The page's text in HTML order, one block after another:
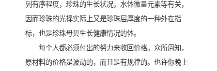
列有序程度，珍珠的生长状况，水体微量元素等有关，
因而珍珠的光择实际上又是珍珠层厚度的一种外在指
标，也是珍珠母贝生长健康情况的体。
每个人都必须付出的努力来收回价格。众所周知，
原材料的价格是波动的，而且是有规律的。也许你晚上